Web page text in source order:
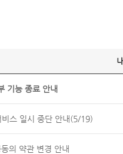
기능 종료 안내
스 일시 중단 안내(5/19)
의 약관 변경 안내